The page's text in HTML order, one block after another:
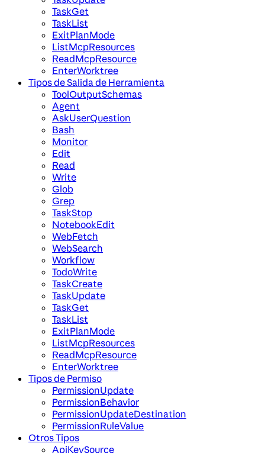
TaskGet
TaskList
ExitPlanMode
ListMcpResources
ReadMcpResource
EnterWorktree
Tipos de Salida de Herramienta
ToolOutputSchemas
Agent
AskUserQuestion
Bash
Monitor
Edit
Read
Write
Glob
Grep
TaskStop
NotebookEdit
WebFetch
WebSearch
Workflow
TodoWrite
TaskCreate
TaskUpdate
TaskGet
TaskList
ExitPlanMode
ListMcpResources
ReadMcpResource
EnterWorktree
Tipos de Permiso
PermissionUpdate
PermissionBehavior
PermissionUpdateDestination
PermissionRuleValue
Otros Tipos
ApiKeySource